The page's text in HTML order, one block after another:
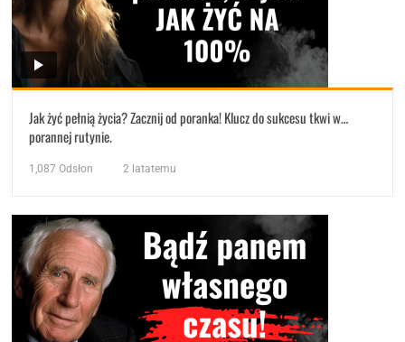
Jak żyć pełnią życia? Zacznij od poranka! Klucz do sukcesu tkwi w…
porannej rutynie.
1,087 Odsłon 2 latatemu